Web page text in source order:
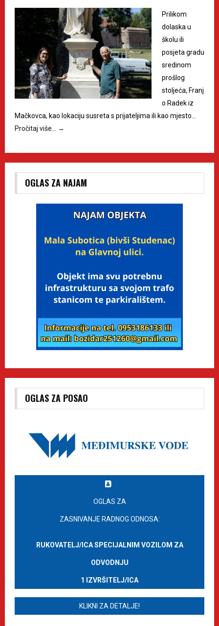
Prilikom
dolaska u
školu ili
posjeta gradu
sredinom
prošlog
stoljeća, Franj
o Radek iz
Mačkovca, kao lokaciju susreta s prijateljima ili kao mjesto…
Pročitaj više…
→
OGLAS ZA NAJAM
OGLAS ZA POSAO
OGLAS ZA
ZASNIVANJE RADNOG ODNOSA:
RUKOVATELJ/ICA SPECIJALNIM VOZILOM ZA
ODVODNJU
1 IZVRŠITELJ/ICA
KLIKNI ZA DETALJE!